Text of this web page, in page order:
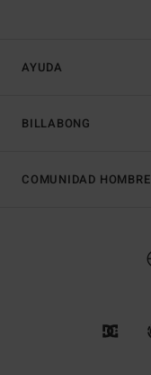
AYUDA
BILLABONG
COMUNIDAD HOMBRE